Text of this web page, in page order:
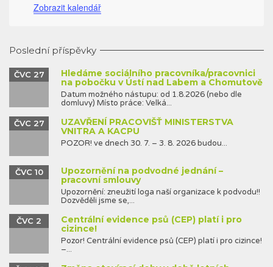
Zobrazit kalendář
Poslední příspěvky
Hledáme sociálního pracovníka/pracovnici
na pobočku v Ústí nad Labem a Chomutově
ČVC 27
Datum možného nástupu: od 1.8.2026 (nebo dle
domluvy) Místo práce: Velká...
UZAVŘENÍ PRACOVIŠŤ MINISTERSTVA
VNITRA A KACPU
ČVC 27
POZOR! ve dnech 30. 7. – 3. 8. 2026 budou...
Upozornění na podvodné jednání –
pracovní smlouvy
ČVC 10
Upozornění: zneužití loga naší organizace k podvodu!!
Dozvěděli jsme se,...
Centrální evidence psů (CEP) platí i pro
cizince!
ČVC 2
Pozor! Centrální evidence psů (CEP) platí i pro cizince!
–...